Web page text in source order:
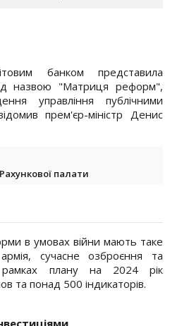
банком представила
назвою "Матриця реформ",
управління публічними
прем'єр-міністр Денис
палати
в умовах війни мають таке
сучасне озброєння та
рамках плану на 2024 рік
та понад 500 індикаторів.